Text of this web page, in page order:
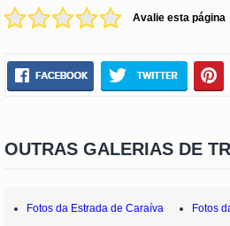
Avalie esta página
OUTRAS GALERIAS DE
Fotos da Estrada de Caraíva
Fotos